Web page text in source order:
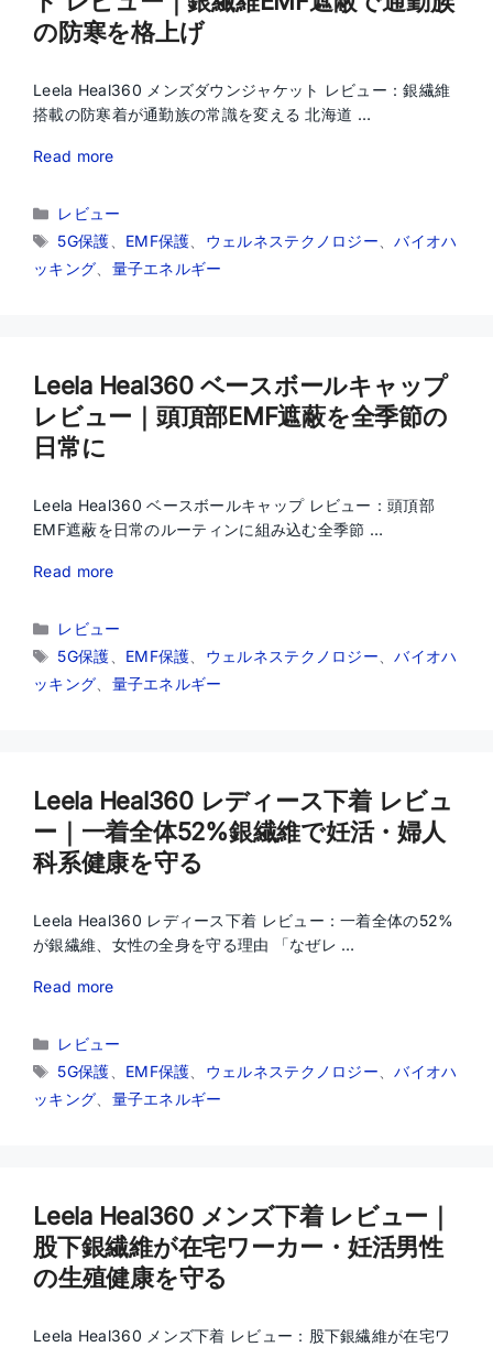
の防寒を格上げ
Leela Heal360 メンズダウンジャケット レビュー：銀繊維
搭載の防寒着が通勤族の常識を変える 北海道 …
Read more
カ
テ
リ
レビュー
タ
グ
5G保護 EMF保護 ウェルネステクノロジー 、バイオハ
ッキング
量子エネルギー
Leela Heal360 ベースボールキャップ
レビュー｜頭頂部EMF遮蔽を全季節の
日常に
Leela Heal360 ベースボールキャップ レビュー：頭頂部
EMF遮蔽を日常のルーティンに組み込む全季節 …
Read more
カ
テ
リ
レビュー
タ
グ
5G保護 EMF保護 ウェルネステクノロジー 、バイオハ
ッキング
量子エネルギー
Leela Heal360 レディース下着 レビュ
ー｜一着全体52%銀繊維で妊活・婦人
科系健康を守る
Leela Heal360 レディース下着 レビュー：一着全体の52%
が銀繊維、女性の全身を守る理由 「なぜレ …
Read more
カ
テ
リ
レビュー
タ
グ
5G保護 EMF保護 ウェルネステクノロジー 、バイオハ
ッキング
量子エネルギー
Leela Heal360 メンズ下着 レビュー｜
股下銀繊維が在宅ワーカー・妊活男性
の生殖健康を守る
Leela Heal360 メンズ下着 レビュー：股下銀繊維が在宅ワ